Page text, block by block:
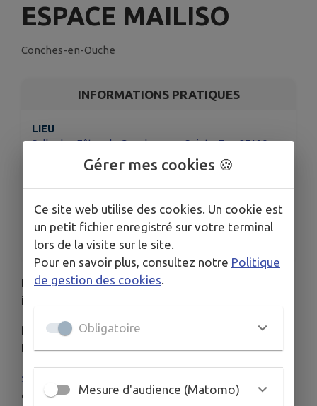
ESPACE MAILISO
Conches-en-Ouche
INFORMATIONS PRATIQUES
LIEU
Salle des Fêtes de Conches, rue Sainte Foy, 27190
Conches-en-Ouche (Parking des promenades)
ORGANISÉ PAR
ESPACE MAILISO, La Maison du Lien Social
Planning de la semaine, activités familiales et
intergénérationnelles.
Renseignements et inscriptions : OUVERTURE DES
INSCRIPTIONS LE LUNDI 8 JUIN
stephanie.lorin@espacemailiso.net
ou
contact@espacemailiso.net
Gérer mes cookies 🍪
Ce site web utilise des cookies. Un cookie est
un petit fichier enregistré sur votre terminal
lors de la visite sur le site.
Pour en savoir plus, consultez notre Politique
de gestion des cookies
Obligatoire
Mesure d'audience (Matomo)